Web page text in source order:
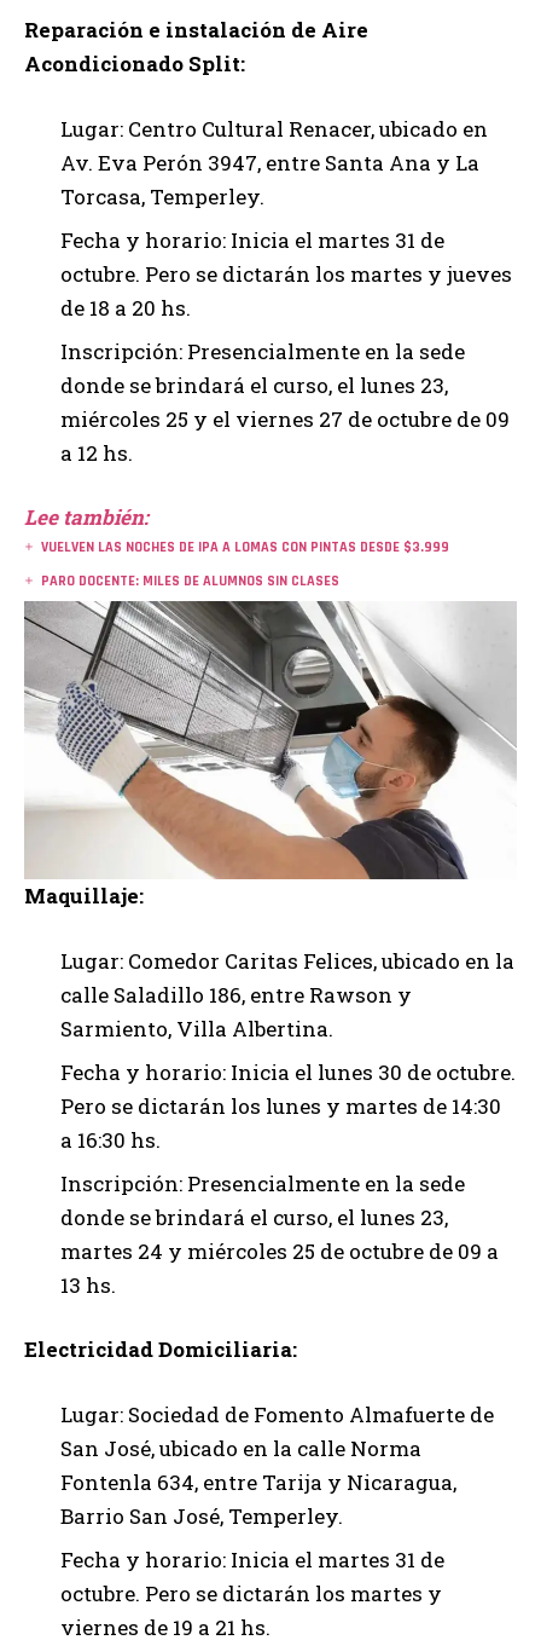
Reparación e instalación de Aire
Acondicionado Split:
Lugar: Centro Cultural Renacer, ubicado en
Av. Eva Perón 3947, entre Santa Ana y La
Torcasa, Temperley.
Fecha y horario: Inicia el martes 31 de
octubre. Pero se dictarán los martes y jueves
de 18 a 20 hs.
Inscripción: Presencialmente en la sede
donde se brindará el curso, el lunes 23,
miércoles 25 y el viernes 27 de octubre de 09
a 12 hs.
Lee también:
VUELVEN LAS NOCHES DE IPA A LOMAS CON PINTAS DESDE $3.999
PARO DOCENTE: MILES DE ALUMNOS SIN CLASES
Maquillaje:
Lugar: Comedor Caritas Felices, ubicado en la
calle Saladillo 186, entre Rawson y
Sarmiento, Villa Albertina.
Fecha y horario: Inicia el lunes 30 de octubre.
Pero se dictarán los lunes y martes de 14:30
a 16:30 hs.
Inscripción: Presencialmente en la sede
donde se brindará el curso, el lunes 23,
martes 24 y miércoles 25 de octubre de 09 a
13 hs.
Electricidad Domiciliaria:
Lugar: Sociedad de Fomento Almafuerte de
San José, ubicado en la calle Norma
Fontenla 634, entre Tarija y Nicaragua,
Barrio San José, Temperley.
Fecha y horario: Inicia el martes 31 de
octubre. Pero se dictarán los martes y
viernes de 19 a 21 hs.